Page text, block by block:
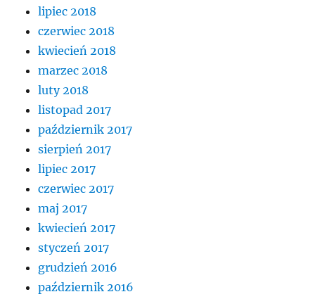
lipiec 2018
czerwiec 2018
kwiecień 2018
marzec 2018
luty 2018
listopad 2017
październik 2017
sierpień 2017
lipiec 2017
czerwiec 2017
maj 2017
kwiecień 2017
styczeń 2017
grudzień 2016
październik 2016